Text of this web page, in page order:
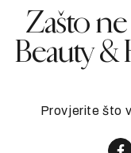
Zašto
Beauty &
Provjerite što